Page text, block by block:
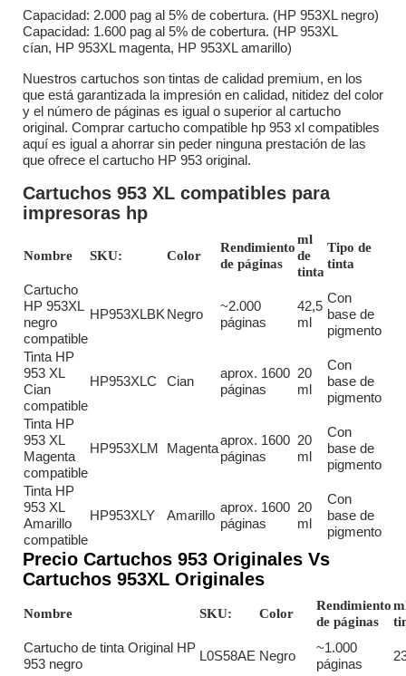
Capacidad: 2.000 pag al 5% de cobertura. (HP 953XL negro)
Capacidad: 1.600 pag al 5% de cobertura. (HP 953XL
cían, HP 953XL magenta, HP 953XL amarillo)
Nuestros cartuchos son tintas de calidad premium, en los
que está garantizada la impresión en calidad, nitidez del color
y el número de páginas es igual o superior al cartucho
original. Comprar cartucho compatible hp 953 xl compatibles
aquí es igual a ahorrar sin peder ninguna prestación de las
que ofrece el cartucho HP 953 original.
Cartuchos 953 XL compatibles para
impresoras hp
Nombre SKU: Color
Rendimiento
de páginas
ml
de
tinta
Tipo de
tinta
Cartucho
HP 953XL
negro
compatible
HP953XLBK Negro
~2.000
páginas
42,5
ml
Con
base de
pigmento
Tinta HP
953 XL
Cian
compatible
HP953XLC Cian
aprox. 1600
páginas
20
ml
Con
base de
pigmento
Tinta HP
953 XL
Magenta
compatible
HP953XLM Magenta
aprox. 1600
páginas
20
ml
Con
base de
pigmento
Tinta HP
953 XL
Amarillo
compatible
HP953XLY Amarillo
aprox. 1600
páginas
20
ml
Con
base de
pigmento
Precio Cartuchos 953 Originales Vs
Cartuchos 953XL Originales
Nombre SKU: Color
Rendimiento
de páginas
Cartucho de tinta Original HP
953 negro
L0S58AE Negro
~1.000
páginas